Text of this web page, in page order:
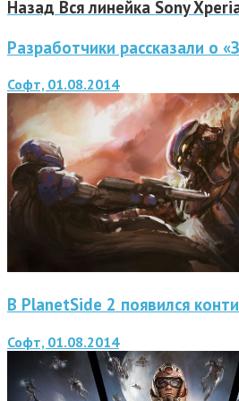
Назад Вся линейка Sony
Разработчики рассказали о
Софт, 01.08.2014
В PlanetSide 2 появился
Софт, 01.08.2014